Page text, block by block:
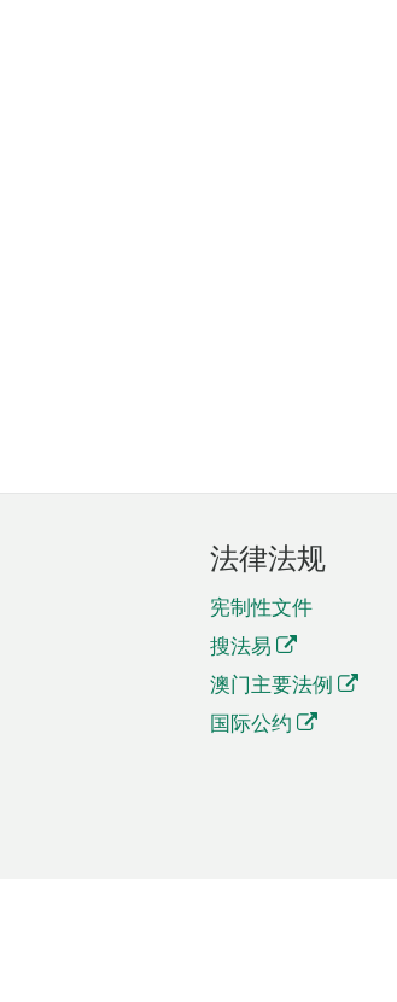
法律法规
宪制性文件
搜法易
澳门主要法例
国际公约